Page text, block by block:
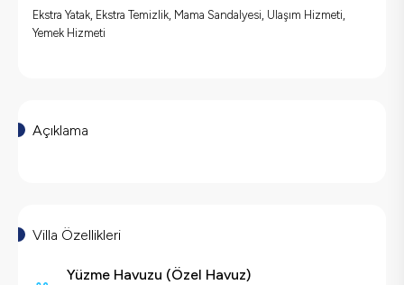
Ekstra Yatak, Ekstra Temizlik, Mama Sandalyesi, Ulaşım Hizmeti,
Yemek Hizmeti
Açıklama
Villa Özellikleri
Yüzme Havuzu (Özel Havuz)